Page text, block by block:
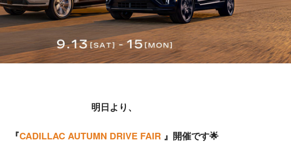
明日より、
『CADILLAC AUTUMN DRIVE FAIR 』開催です🌟